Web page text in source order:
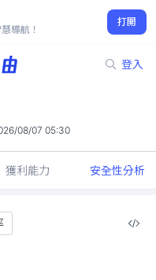
導航！
打開
登入
08/07 05:30
獲利能力 安全性分析